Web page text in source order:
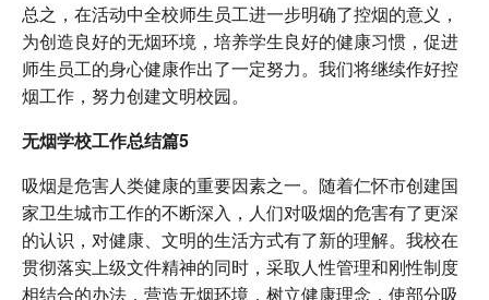
总之，在活动中全校师生员工进一步明确了控烟的意义，
为创造良好的无烟环境，培养学生良好的健康习惯，促进
师生员工的身心健康作出了一定努力。我们将继续作好控
烟工作，努力创建文明校园。
无烟学校工作总结篇5
吸烟是危害人类健康的重要因素之一。随着仁怀市创建国
家卫生城市工作的不断深入，人们对吸烟的危害有了更深
的认识，对健康、文明的生活方式有了新的理解。我校在
贯彻落实上级文件精神的同时，采取人性管理和刚性制度
相结合的办法，营造无烟环境，树立健康理念，使部分吸